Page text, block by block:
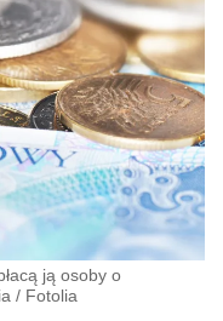
ją osoby o
/ Fotolia